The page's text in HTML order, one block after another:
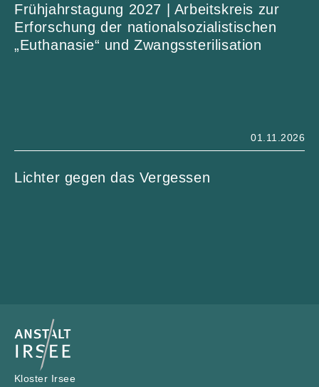
Frühjahrstagung 2027 | Arbeitskreis zur
Erforschung der nationalsozialistischen
„Euthanasie“ und Zwangssterilisation
01.11.2026
Lichter gegen das Vergessen
Kloster Irsee